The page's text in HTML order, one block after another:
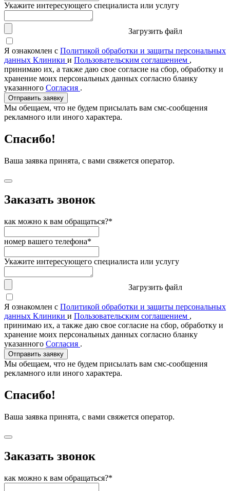
Укажите интересующего специалиста или услугу
Загрузить файл
Я ознакомлен с Политикой обработки и защиты персональных
данных Клиники и Пользовательским соглашением ,
принимаю их, а также даю свое согласие на сбор, обработку и
хранение моих персональных данных согласно бланку
указанного Согласия .
Отправить заявку
Мы обещаем, что не будем присылать вам смс-сообщения
рекламного или иного характера.
Спасибо!
Ваша заявка принята, с вами свяжется оператор.
Заказать звонок
как можно к вам обращаться?*
номер вашего телефона*
Укажите интересующего специалиста или услугу
Загрузить файл
Я ознакомлен с Политикой обработки и защиты персональных
данных Клиники и Пользовательским соглашением ,
принимаю их, а также даю свое согласие на сбор, обработку и
хранение моих персональных данных согласно бланку
указанного Согласия .
Отправить заявку
Мы обещаем, что не будем присылать вам смс-сообщения
рекламного или иного характера.
Спасибо!
Ваша заявка принята, с вами свяжется оператор.
Заказать звонок
как можно к вам обращаться?*